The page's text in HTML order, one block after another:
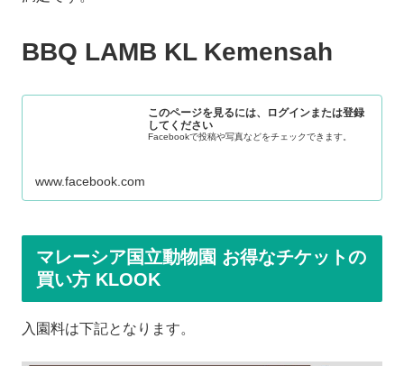
BBQ LAMB KL Kemensah
このページを見るには、ログインまたは登録
してください
Facebookで投稿や写真などをチェックできます。
www.facebook.com
マレーシア国立動物園 お得なチケットの
買い方 KLOOK
入園料は下記となります。